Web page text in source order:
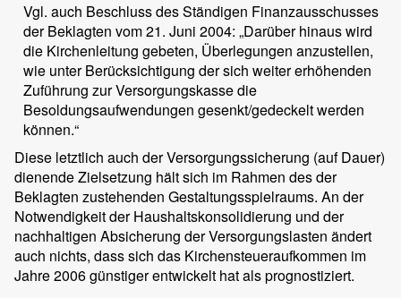
Vgl. auch Beschluss des Ständigen Finanzausschusses
der Beklagten vom 21. Juni 2004: „Darüber hinaus wird
die Kirchenleitung gebeten, Überlegungen anzustellen,
wie unter Berücksichtigung der sich weiter erhöhenden
Zuführung zur Versorgungskasse die
Besoldungsaufwendungen gesenkt/gedeckelt werden
können.“
Diese letztlich auch der Versorgungssicherung (auf Dauer)
dienende Zielsetzung hält sich im Rahmen des der
Beklagten zustehenden Gestaltungsspielraums. An der
Notwendigkeit der Haushaltskonsolidierung und der
nachhaltigen Absicherung der Versorgungslasten ändert
auch nichts, dass sich das Kirchensteueraufkommen im
Jahre 2006 günstiger entwickelt hat als prognostiziert.